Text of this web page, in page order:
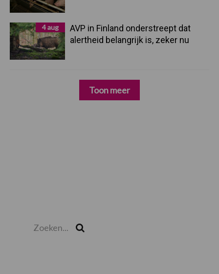
4 aug
AVP in Finland onderstreept dat
alertheid belangrijk is, zeker nu
Toon meer